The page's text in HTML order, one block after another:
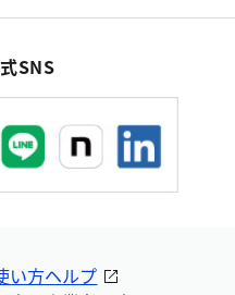
SNS
い方ヘルプ